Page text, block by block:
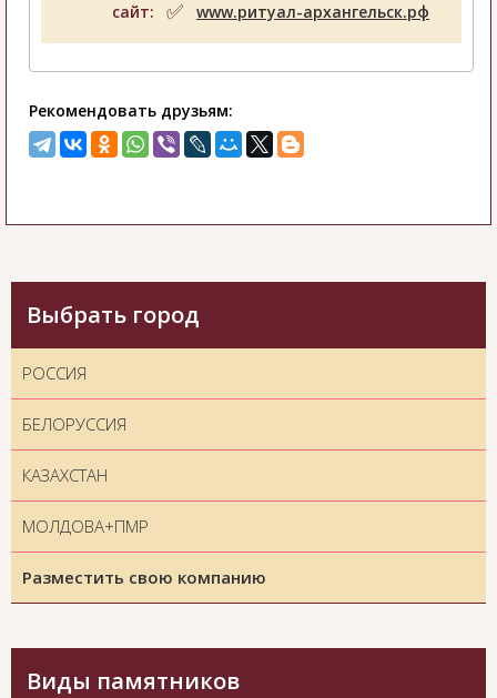
сайт: www.ритуал-архангельск.рф
Рекомендовать друзьям:
Выбрать город
РОССИЯ
БЕЛОРУССИЯ
КАЗАХСТАН
МОЛДОВА+ПМР
Разместить свою компанию
Виды памятников